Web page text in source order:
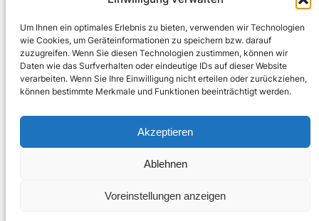
Um Ihnen ein optimales Erlebnis zu bieten, verwenden wir Technologien
wie Cookies, um Geräteinformationen zu speichern bzw. darauf
zuzugreifen. Wenn Sie diesen Technologien zustimmen, können wir
Daten wie das Surfverhalten oder eindeutige IDs auf dieser Website
verarbeiten. Wenn Sie Ihre Einwilligung nicht erteilen oder zurückziehen,
können bestimmte Merkmale und Funktionen beeinträchtigt werden.
Akzeptieren
Ablehnen
Voreinstellungen anzeigen
Die Meistersinger in Minden
© RWV Minden 2026
Vegasystems